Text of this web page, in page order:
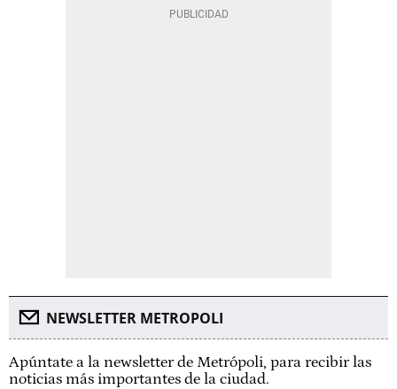
NEWSLETTER METROPOLI
Apúntate a la newsletter de Metrópoli, para recibir las
noticias más importantes de la ciudad.